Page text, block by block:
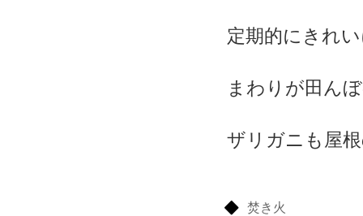
定期的にきれ
まわりが田ん
ザリガニも屋
焚き火